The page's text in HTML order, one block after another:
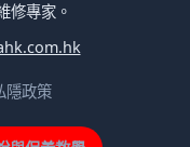
修專家。
隱政策